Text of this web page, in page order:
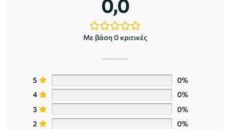
0,0
Με βάση 0 κριτικές
5
0%
4
0%
3
0%
2
0%